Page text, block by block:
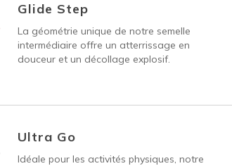
Glide Step
La géométrie unique de notre semelle
intermédiaire offre un atterrissage en
douceur et un décollage explosif.
Ultra Go
Idéale pour les activités physiques, notre